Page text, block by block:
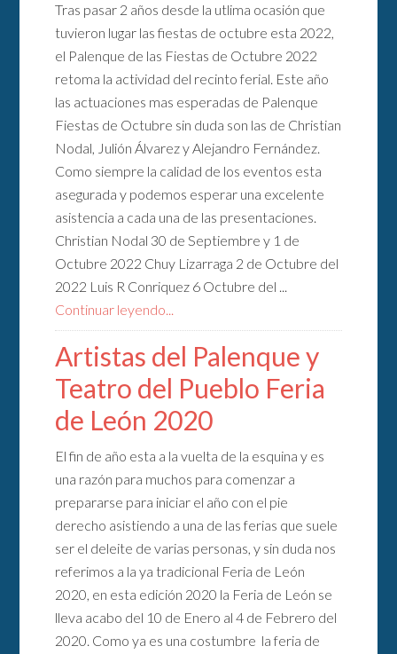
Tras pasar 2 años desde la utlima ocasión que
tuvieron lugar las fiestas de octubre esta 2022,
el Palenque de las Fiestas de Octubre 2022
retoma la actividad del recinto ferial. Este año
las actuaciones mas esperadas de Palenque
Fiestas de Octubre sin duda son las de Christian
Nodal, Julión Álvarez y Alejandro Fernández.
Como siempre la calidad de los eventos esta
asegurada y podemos esperar una excelente
asistencia a cada una de las presentaciones.
Christian Nodal 30 de Septiembre y 1 de
Octubre 2022 Chuy Lizarraga 2 de Octubre del
2022 Luis R Conriquez 6 Octubre del ...
Continuar leyendo...
Artistas del Palenque y
Teatro del Pueblo Feria
de León 2020
El fin de año esta a la vuelta de la esquina y es
una razón para muchos para comenzar a
prepararse para iniciar el año con el pie
derecho asistiendo a una de las ferias que suele
ser el deleite de varias personas, y sin duda nos
referimos a la ya tradicional Feria de León
2020, en esta edición 2020 la Feria de León se
lleva acabo del 10 de Enero al 4 de Febrero del
2020. Como ya es una costumbre la feria de